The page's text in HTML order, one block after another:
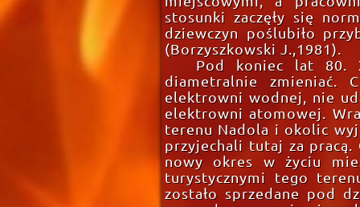
stosunki zaczęły się
dziewczyn poślubiło
(Borzyszkowski J.,1981).
Pod koniec lat 80.
diametralnie zmieniać.
elektrowni wodnej, nie
elektrowni atomowej.
terenu Nadola i okolic
przyjechali tutaj za pracą.
nowy okres w życiu
turystycznymi tego
zostało sprzedane pod